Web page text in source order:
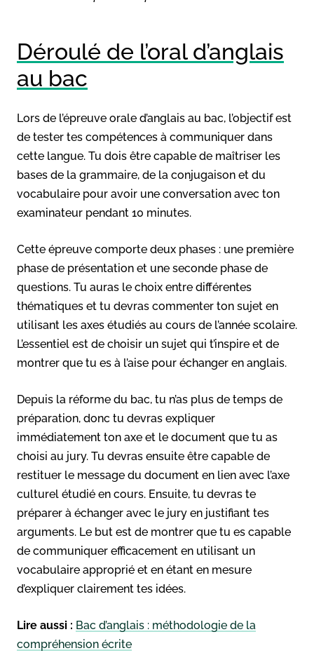
Déroulé de l’oral d’anglais
au bac
Lors de l’épreuve orale d’anglais au bac, l’objectif est
de tester tes compétences à communiquer dans
cette langue. Tu dois être capable de maîtriser les
bases de la grammaire, de la conjugaison et du
vocabulaire pour avoir une conversation avec ton
examinateur pendant 10 minutes.
Cette épreuve comporte deux phases : une première
phase de présentation et une seconde phase de
questions. Tu auras le choix entre différentes
thématiques et tu devras commenter ton sujet en
utilisant les axes étudiés au cours de l’année scolaire.
L’essentiel est de choisir un sujet qui t’inspire et de
montrer que tu es à l’aise pour échanger en anglais.
Depuis la réforme du bac, tu n’as plus de temps de
préparation, donc tu devras expliquer
immédiatement ton axe et le document que tu as
choisi au jury. Tu devras ensuite être capable de
restituer le message du document en lien avec l’axe
culturel étudié en cours. Ensuite, tu devras te
préparer à échanger avec le jury en justifiant tes
arguments. Le but est de montrer que tu es capable
de communiquer efficacement en utilisant un
vocabulaire approprié et en étant en mesure
d’expliquer clairement tes idées.
Lire aussi : Bac d’anglais : méthodologie de la
compréhension écrite